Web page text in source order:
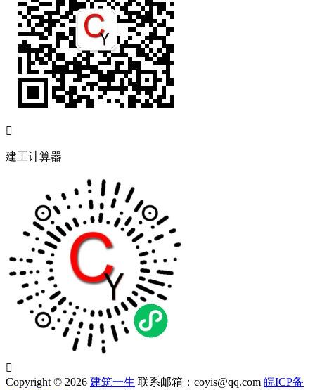

建工计算器

Copyright © 2026 建筑一生 联系邮箱：coyis@qq.com 皖ICP备